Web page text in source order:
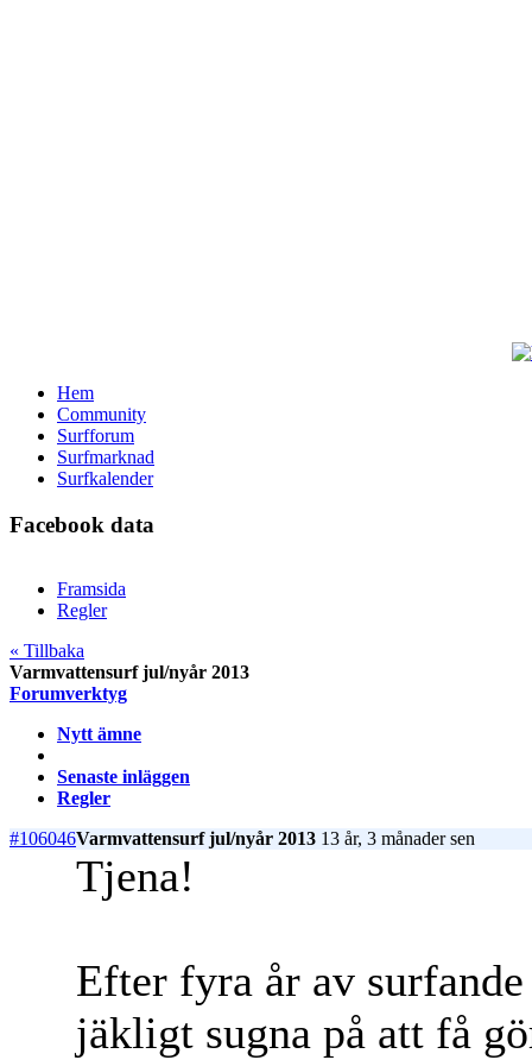
Hem
Community
Surfforum
Surfmarknad
Surfkalender
Facebook data
Framsida
Regler
« Tillbaka
Varmvattensurf jul/nyår 2013
Forumverktyg
Nytt ämne
Senaste inläggen
Regler
#106046Varmvattensurf jul/nyår 2013 13 år, 3 månader sen
Tjena!
Efter fyra år av
jäkligt sugna på att få